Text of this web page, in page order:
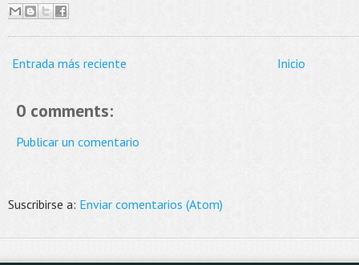
Entrada más reciente Inicio
0 comments:
Publicar un comentario
Suscribirse a: Enviar comentarios (Atom)